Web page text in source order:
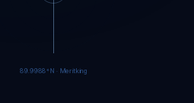
89.9986°N · Meritking